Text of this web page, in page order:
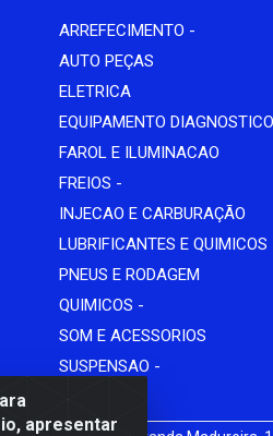
apresentar
ARREFECIMENTO -
AUTO PEÇAS
ELETRICA
EQUIPAMENTO DIAGNOSTICO
FAROL E ILUMINACAO
FREIOS -
INJECAO E CARBURAÇÃO
LUBRIFICANTES E QUIMICOS
PNEUS E RODAGEM
QUIMICOS -
SOM E ACESSORIOS
SUSPENSAO -